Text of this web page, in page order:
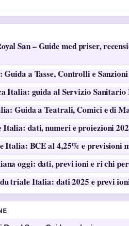
San – Guide med priser,
a Tasse, Controlli e Sanzioni
Italia: guida al Servizio Sanitario
Guida a Teatrali, Comici e di
dati, numeri e proiezioni
Italia: BCE al 4,25% e previsioni
oggi: dati, previ ioni e ri chi
triale Italia: dati 2025 e previ